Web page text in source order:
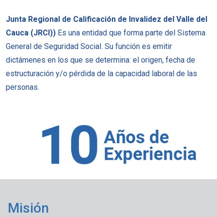
Junta Regional de Calificación de Invalidez del Valle del
Cauca (JRCI)) Es una entidad que forma parte del Sistema
General de Seguridad Social. Su función es emitir
dictámenes en los que se determina: el origen, fecha de
estructuración y/o pérdida de la capacidad laboral de las
personas.
Misión